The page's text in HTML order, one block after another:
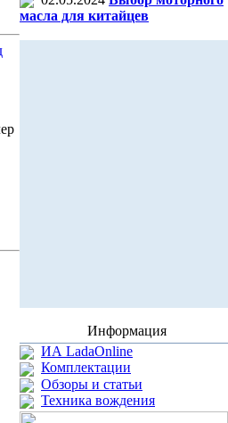
масла для китайцев
Информация
ИА LadaOnline
Комплектации
Обзоры и статьи
Техника вождения